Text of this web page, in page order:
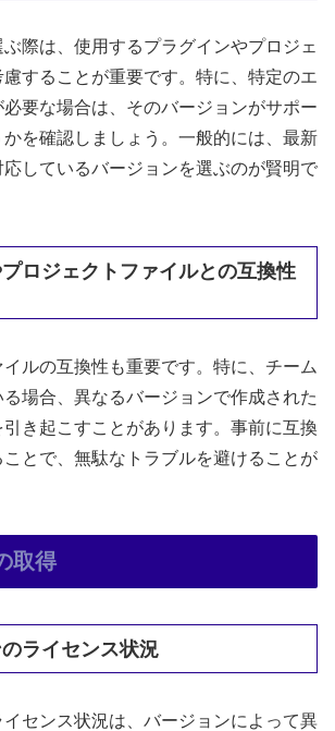
ぶ際は、使用するプラグインやプロジェ
することが重要です。特に、特定のエ
要な場合は、そのバージョンがサポー
かを確認しましょう。一般的には、最新
しているバージョンを選ぶのが賢明で
ロジェクトファイルとの互換性
ルの互換性も重要です。特に、チーム
場合、異なるバージョンで作成された
き起こすことがあります。事前に互換
とで、無駄なトラブルを避けることが
取得
のライセンス状況
イセンス状況は、バージョンによって異